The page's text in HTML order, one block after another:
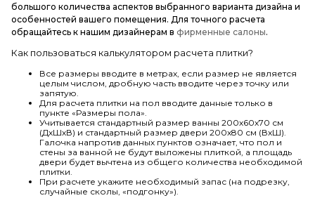
большого количества аспектов выбранного варианта дизайна и
особенностей вашего помещения. Для точного расчета
обращайтесь к нашим дизайнерам в фирменные салоны.
Как пользоваться калькулятором расчета плитки?
Все размеры вводите в метрах, если размер не является
целым числом, дробную часть вводите через точку или
запятую.
Для расчета плитки на пол вводите данные только в
пункте «Размеры пола».
Учитывается стандартный размер ванны 200х60х70 см
(ДхШхВ) и стандартный размер двери 200х80 см (ВхШ).
Галочка напротив данных пунктов означает, что пол и
стены за ванной не будут выложены плиткой, а площадь
двери будет вычтена из общего количества необходимой
плитки.
При расчете укажите необходимый запас (на подрезку,
случайные сколы, «подгонку»).